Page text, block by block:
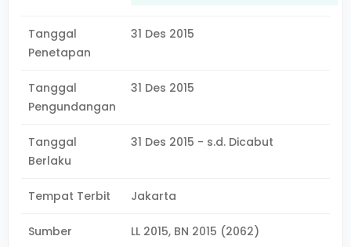
Tanggal
Penetapan
31 Des 2015
Tanggal
Pengundangan
31 Des 2015
Tanggal
Berlaku
31 Des 2015 - s.d. Dicabut
Tempat Terbit Jakarta
Sumber LL 2015, BN 2015 (2062)